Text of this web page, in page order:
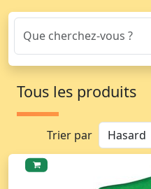
Tous les produits
Trier par